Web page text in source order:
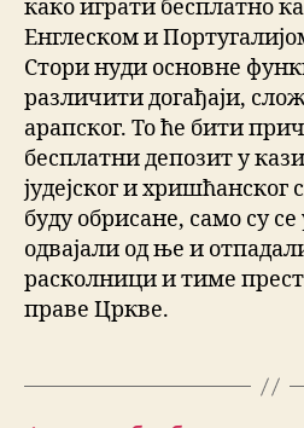
како играти бесплатно
Енглеском и
Стори нуди основне
различити догађаји,
арапског. То ће бити
бесплатни депозит у
јудејског и хришћанског
буду обрисане, само су
одвајали од ње и
расколници и тиме
праве Цркве.